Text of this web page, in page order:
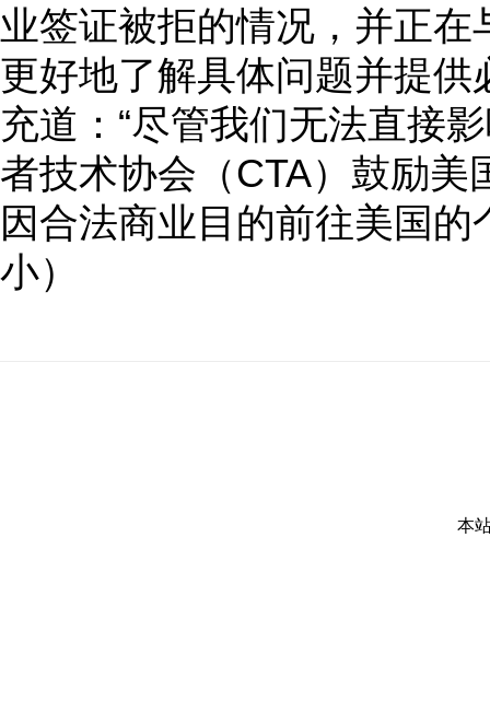
业签证被拒的情况，并正
更好地了解具体问题并提
充道：“尽管我们无法直接
者技术协会（CTA）鼓励美
因合法商业目的前往美国的
小）
本